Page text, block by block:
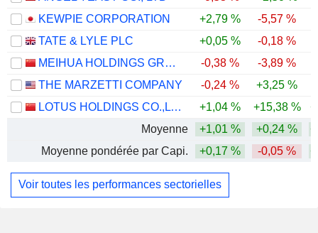
KEWPIE CORPORATION
+2,79 % -5,57 %
TATE & LYLE PLC
+0,05 % -0,18 %
MEIHUA HOLDINGS GROUP CO.,LTD
-0,38 % -3,89 %
THE MARZETTI COMPANY
-0,24 % +3,25 %
LOTUS HOLDINGS CO.,LTD.
+1,04 % +15,38 %
Moyenne
+1,01 % +0,24 %
Moyenne pondérée par Capi.
+0,17 % -0,05 %
Voir toutes les performances sectorielles